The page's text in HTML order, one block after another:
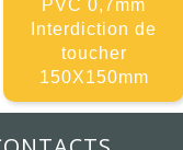
PVC 0,7mm
Interdiction de
toucher
150X150mm